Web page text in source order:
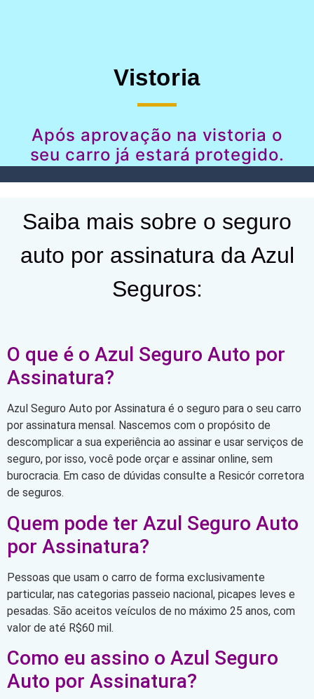
Vistoria
Após aprovação na vistoria o
seu carro já estará protegido.
Saiba mais sobre o seguro
auto por assinatura da Azul
Seguros:
O que é o Azul Seguro Auto por
Assinatura?
Azul Seguro Auto por Assinatura é o seguro para o seu carro
por assinatura mensal. Nascemos com o propósito de
descomplicar a sua experiência ao assinar e usar serviços de
seguro, por isso, você pode orçar e assinar online, sem
burocracia. Em caso de dúvidas consulte a Resicór corretora
de seguros.
Quem pode ter Azul Seguro Auto
por Assinatura?
Pessoas que usam o carro de forma exclusivamente
particular, nas categorias passeio nacional, picapes leves e
pesadas. São aceitos veículos de no máximo 25 anos, com
valor de até R$60 mil.
Como eu assino o Azul Seguro
Auto por Assinatura?